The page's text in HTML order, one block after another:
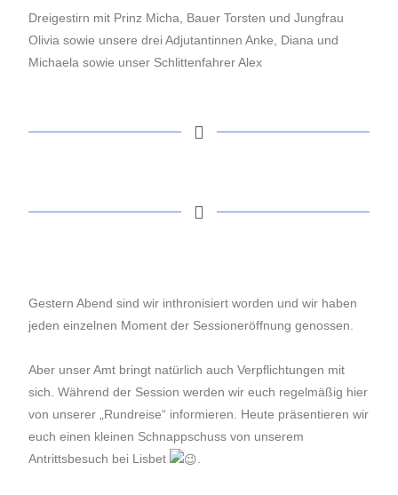
Dreigestirn mit Prinz Micha, Bauer Torsten und Jungfrau
Olivia sowie unsere drei Adjutantinnen Anke, Diana und
Michaela sowie unser Schlittenfahrer Alex
Gestern Abend sind wir inthronisiert worden und wir haben
jeden einzelnen Moment der Sessioneröffnung genossen.
Aber unser Amt bringt natürlich auch Verpflichtungen mit
sich. Während der Session werden wir euch regelmäßig hier
von unserer „Rundreise“ informieren. Heute präsentieren wir
euch einen kleinen Schnappschuss von unserem
Antrittsbesuch bei Lisbet